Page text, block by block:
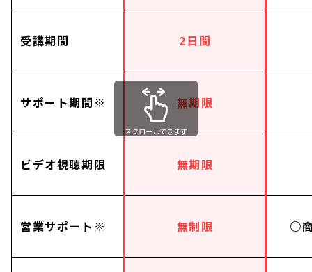
受講期間
サポート期間※
ビデオ視聴期限
営業サポート※
2日間
無期限
無期限
無制限 ○
スクロールできます